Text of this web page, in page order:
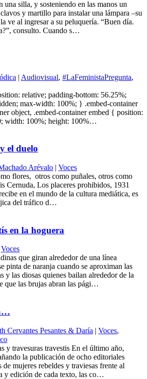
una silla, y sosteniendo en las manos un
y martillo para instalar una lámpara –su
ve al ingresar a su peluquería. “Buen día.
consulto. Cuando s…
| Audiovisual, #LaFeministaPregunta,
relative; padding-bottom: 56.25%;
max-width: 100%; } .embed-container
object, .embed-container embed { position:
width: 100%; height: 100%…
el duelo
Arévalo | Voces
flores, otros como puñales, otros como
Cernuda, Los placeres prohibidos, 1931
en el mundo de la cultura mediática, es
del tráfico d…
en la hoguera
Voces
que giran alrededor de una línea
pinta de naranja cuando se aproximan las
y las diosas quienes bailan alrededor de la
que las brujas abran las pági…
Cervantes Pesantes & Daría | Voces,
y travesuras travestis En el último año,
la publicación de ocho editoriales
de mujeres rebeldes y traviesas frente al
y edición de cada texto, las co…